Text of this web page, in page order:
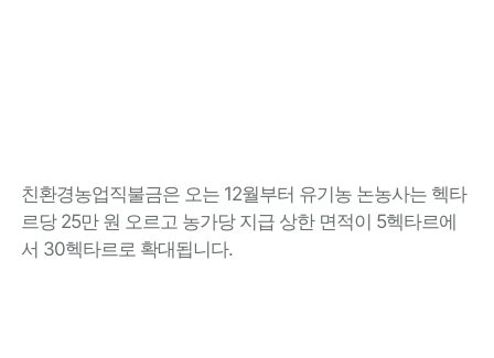
친환경농업직불금은 오는 12월부터 유기농 논농사는 헥타
르당 25만 원 오르고 농가당 지급 상한 면적이 5헥타르에
서 30헥타르로 확대됩니다.